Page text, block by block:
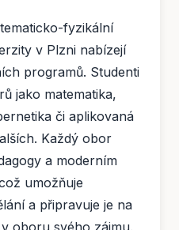
fyzikální
v Plzni nabízejí
programů. Studenti
jako matematika,
či aplikovaná
Každý obor
a moderním
umožňuje
a připravuje je na